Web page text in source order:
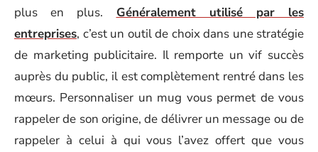
plus en plus. Généralement utilisé par les
entreprises, c’est un outil de choix dans une stratégie
de marketing publicitaire. Il remporte un vif succès
auprès du public, il est complètement rentré dans les
mœurs. Personnaliser un mug vous permet de vous
rappeler de son origine, de délivrer un message ou de
rappeler à celui à qui vous l’avez offert que vous